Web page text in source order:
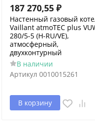
187 270,55 ₽
Настенный газовый
Vaillant atmoTEC plus
280/5-5 (H-RU/VE),
атмосферный,
двухконтурный
В наличии
Артикул 0010015261
В корзину